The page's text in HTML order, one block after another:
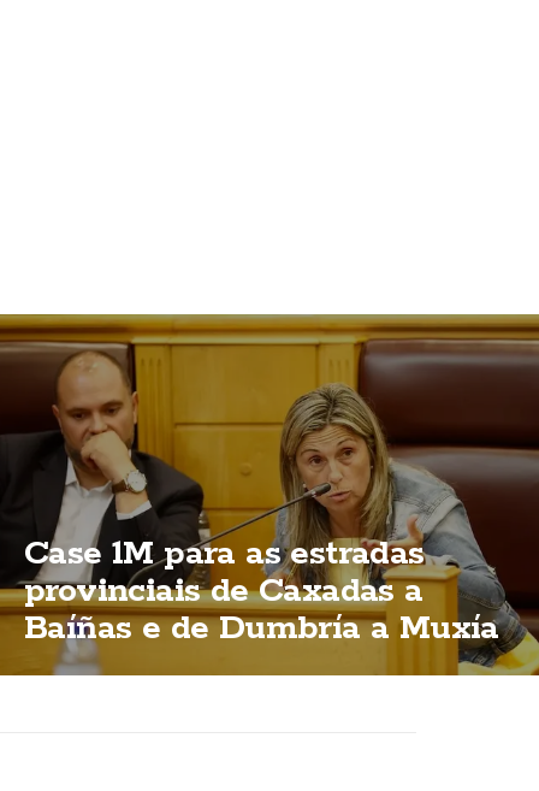
Case 1M para as estradas
provinciais de Caxadas a
Baíñas e de Dumbría a Muxía